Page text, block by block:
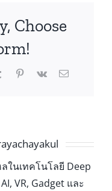
Choose
ในเทคโนโลยี Deep
VR, Gadget และ